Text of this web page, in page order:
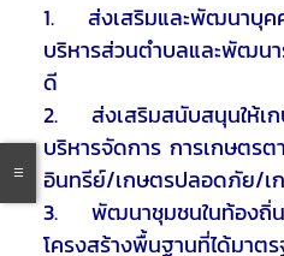
1. ส่งเสริมและพัฒนาบุค
บริหารส่วนตำบลและพัฒนา
ดี
2. ส่งเสริมสนับสนุนให้เก
บริหารจัดการ การเกษตร
อินทรีย์/เกษตรปลอดภัย/เ
3. พัฒนาชุมชนในท้องถิ่น
โครงสร้างพื้นฐานที่ได้มาต